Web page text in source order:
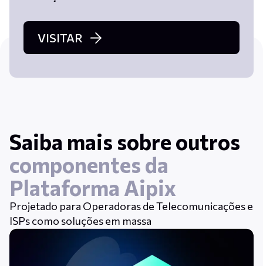
VISITAR
Saiba mais sobre outros
componentes da
Plataforma Aipix
Projetado para Operadoras de Telecomunicações e
ISPs como soluções em massa